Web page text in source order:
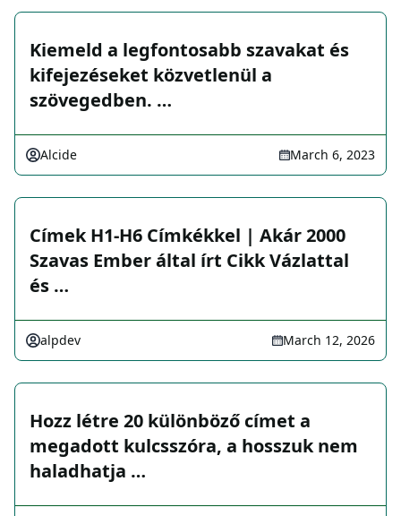
Kiemeld a legfontosabb szavakat és
kifejezéseket közvetlenül a
szövegedben. …
Alcide March 6, 2023
Címek H1-H6 Címkékkel | Akár 2000
Szavas Ember által írt Cikk Vázlattal
és …
alpdev March 12, 2026
Hozz létre 20 különböző címet a
megadott kulcsszóra, a hosszuk nem
haladhatja …